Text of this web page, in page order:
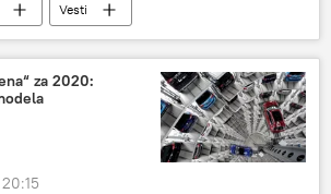
Vesti
Atlantik Atlantski okean
za 2020: